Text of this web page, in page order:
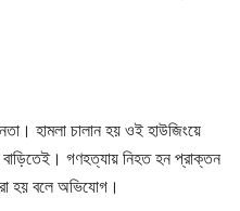
হামলা চালান হয় ওই হাউজিংয়ে
গণহত্যায় নিহত হন প্রাক্তন
হয় বলে অভিযোগ।